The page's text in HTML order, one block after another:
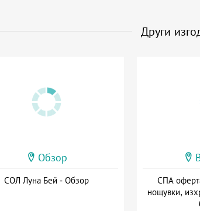
Други
Обзор
СОЛ Луна Бей - Обзор
СПА
нощувки,